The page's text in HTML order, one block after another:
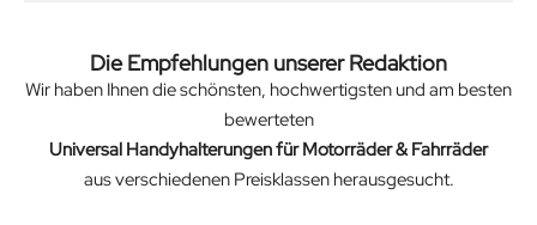
Die Empfehlungen unserer Redaktion
Wir haben Ihnen die schönsten, hochwertigsten und am besten
bewerteten
Universal Handyhalterungen für Motorräder & Fahrräder
aus verschiedenen Preisklassen herausgesucht.